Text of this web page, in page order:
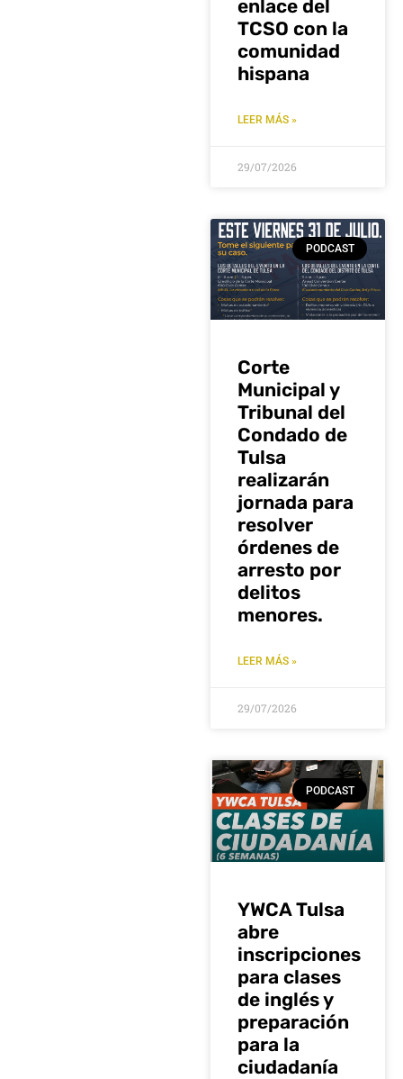
enlace del
TCSO con la
comunidad
hispana
LEER MÁS »
29/07/2026
PODCAST
Corte
Municipal y
Tribunal del
Condado de
Tulsa
realizarán
jornada para
resolver
órdenes de
arresto por
delitos
menores.
LEER MÁS »
29/07/2026
PODCAST
YWCA Tulsa
abre
inscripciones
para clases
de inglés y
preparación
para la
ciudadanía